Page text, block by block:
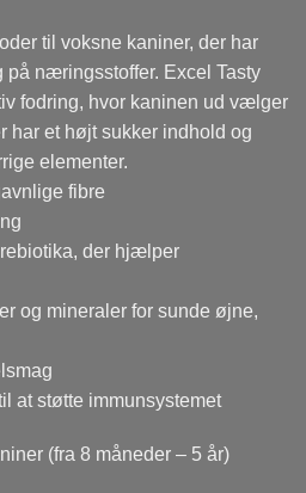
til voksne kaniner, der har
på næringsstoffer. Excel Tasty
fodring, hvor kaninen ud vælger
har et højt sukker indhold og
elementer.
fibre
der hjælper
og mineraler for sunde øjne,
at støtte immunsystemet
(fra 8 måneder – 5 år)